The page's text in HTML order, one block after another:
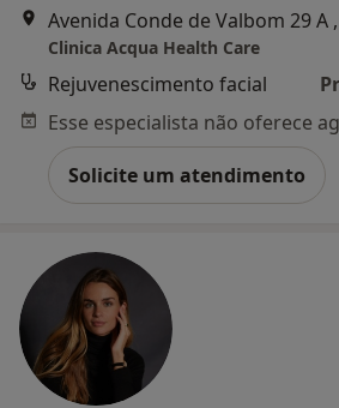
Avenida Conde de Valbom 29 A
Clinica Acqua Health Care
Rejuvenescimento facial
Solicite um atendimento